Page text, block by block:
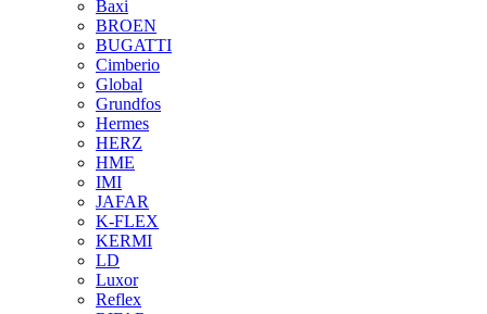
Baxi
BROEN
BUGATTI
Cimberio
Global
Grundfos
Hermes
HERZ
HME
IMI
JAFAR
K-FLEX
KERMI
LD
Luxor
Reflex